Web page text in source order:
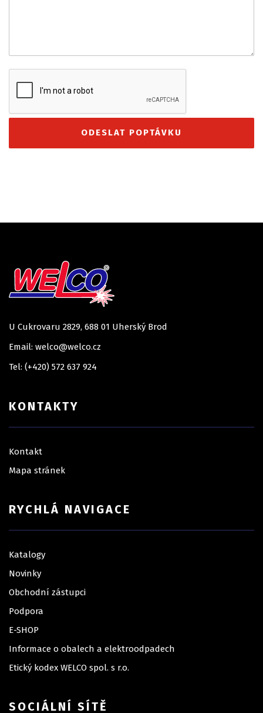
U Cukrovaru 2829, 688 01 Uherský Brod
Email: welco@welco.cz
Tel: (+420) 572 637 924
KONTAKTY
Kontakt
Mapa stránek
RYCHLÁ NAVIGACE
Katalogy
Novinky
Obchodní zástupci
Podpora
E-SHOP
Informace o obalech a elektroodpadech
Etický kodex WELCO spol. s r.o.
SOCIÁLNÍ SÍTĚ